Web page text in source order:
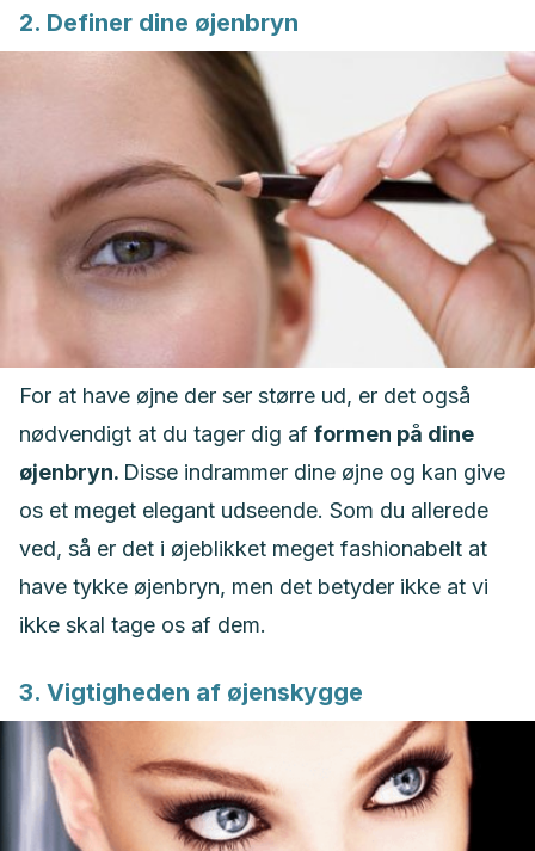
2. Definer dine øjenbryn
For at have øjne der ser større ud, er det også
nødvendigt at du tager dig af formen på dine
øjenbryn. Disse indrammer dine øjne og kan give
os et meget elegant udseende. Som du allerede
ved, så er det i øjeblikket meget fashionabelt at
have tykke øjenbryn, men det betyder ikke at vi
ikke skal tage os af dem.
3. Vigtigheden af øjenskygge